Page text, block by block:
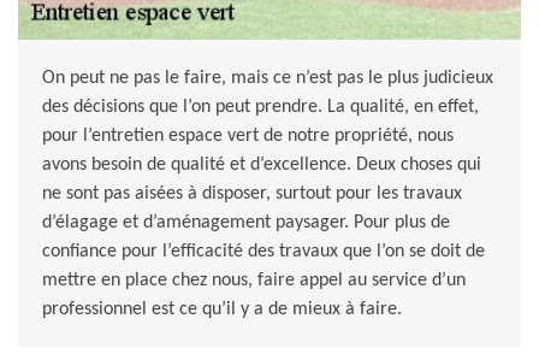
On peut ne pas le faire, mais ce n’est pas le plus judicieux
des décisions que l’on peut prendre. La qualité, en effet,
pour l’entretien espace vert de notre propriété, nous
avons besoin de qualité et d’excellence. Deux choses qui
ne sont pas aisées à disposer, surtout pour les travaux
d’élagage et d’aménagement paysager. Pour plus de
confiance pour l’efficacité des travaux que l’on se doit de
mettre en place chez nous, faire appel au service d’un
professionnel est ce qu’il y a de mieux à faire.